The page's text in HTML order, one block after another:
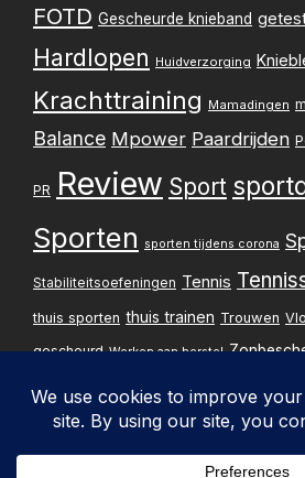
FOTD Gescheurde knieband
Hardlopen Huidverzorging
Krachttraining Mamadingen
Balance Mpower Paardrijden
PR Review Sport
Sporten sporten tijdens corona
Stabiliteitsoefeningen Tennis
thuis sporten thuis trainen Trouwen
gescheurd Werken aan herstel